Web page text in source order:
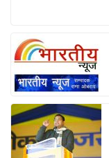
e
b
o
o
k
er